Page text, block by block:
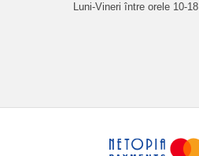
Luni-Vineri între orele 10-18